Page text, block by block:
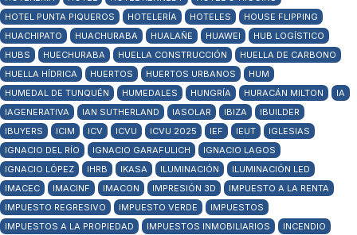
HOTEL PUNTA PIQUEROS
HOTELERÍA HOTELES
HOUSE FLIPPING
HUACHIPATO
HUACHURABA HUALAÑE HUAWEI
HUB LOGÍSTICO
HUBS
HUECHURABA HUELLA CONSTRUCCIÓN
HUELLA DE CARBONO
HUELLA HÍDRICA
HUERTOS HUERTOS URBANOS
HUM
HUMEDAL DE TUNQUÉN
HUMEDALES HUNGRÍA HURACÁN MILTON
IA
IAGENERATIVA
IAN SUTHERLAND IASOLAR IBIZA
IBUILDER
IBUYERS
ICIM ICV ICVU ICVU 2025 IEF IEUT
IGLESIAS
IGNACIO DEL RÍO
IGNACIO GARAFULICH
IGNACIO LAGOS
IGNACIO LÓPEZ
IHRB IKASA ILUMINACIÓN
ILUMINACIÓN LED
IMACEC
IMACINF IMACON IMPRESIÓN 3D
IMPUESTO A LA RENTA
IMPUESTO REGRESIVO
IMPUESTO VERDE
IMPUESTOS
IMPUESTOS A LA PROPIEDAD
IMPUESTOS INMOBILIARIOS
INCENDIO